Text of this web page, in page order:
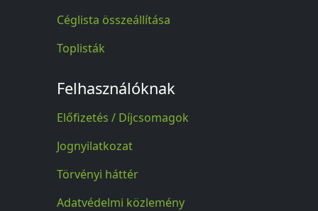
Céglista összeállítása
Toplisták
Felhasználóknak
Előfizetés / Díjcsomagok
Jognyilatkozat
Törvényi háttér
Adatvédelmi közlemény